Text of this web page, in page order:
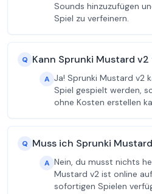
Sounds hinzuzufügen
Spiel zu verfeinern.
Q Kann Sprunki Mustard
A Ja! Sprunki Mustard v2
Spiel gespielt werden,
ohne Kosten erstellen
Q Muss ich Sprunki
A Nein, du musst nichts
Mustard v2 ist online
sofortigen Spielen